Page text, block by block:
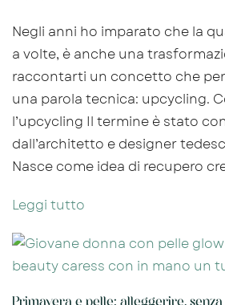
Negli anni ho imparato che la
a volte, è anche una
raccontarti un concetto che
una parola tecnica: upcycling.
l’upcycling Il termine è stato
dall’architetto e designer
Nasce come idea di recupero
Leggi tutto